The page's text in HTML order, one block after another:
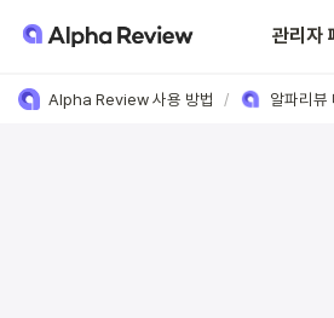
관리
Alpha Review 사용 방법 /
📝   리뷰